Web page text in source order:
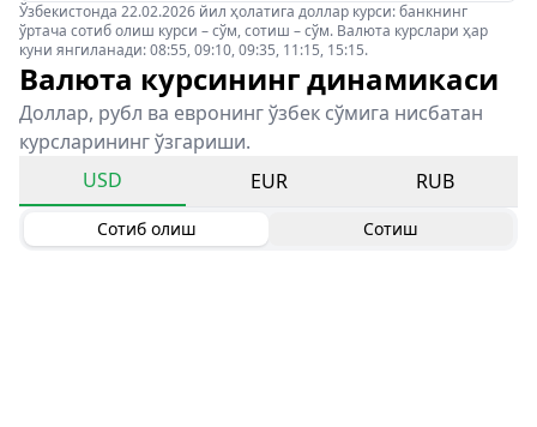
Ўзбекистонда 22.02.2026 йил ҳолатига доллар курси: банкнинг
ўртача сотиб олиш курси – сўм, сотиш – сўм. Валюта курслари ҳар
куни янгиланади: 08:55, 09:10, 09:35, 11:15, 15:15.
Валюта курсининг динамикаси
Доллар, рубл ва евронинг ўзбек сўмига нисбатан
курсларининг ўзгариши.
USD
EUR RUB
Сотиб олиш Сотиш